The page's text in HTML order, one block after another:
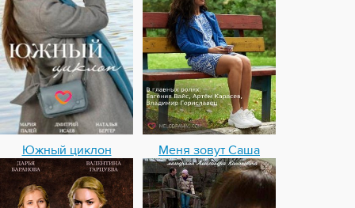
Южный циклон Меня зовут Саша